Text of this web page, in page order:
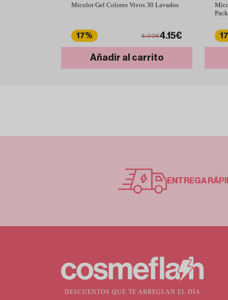
Micolor Gel Colores Vivos 30 Lavados
17% 5.00€4.15€
Añadir al carrito
ENTREGA
DESCUENTOS QUE TE ARREGLAN EL DÍA